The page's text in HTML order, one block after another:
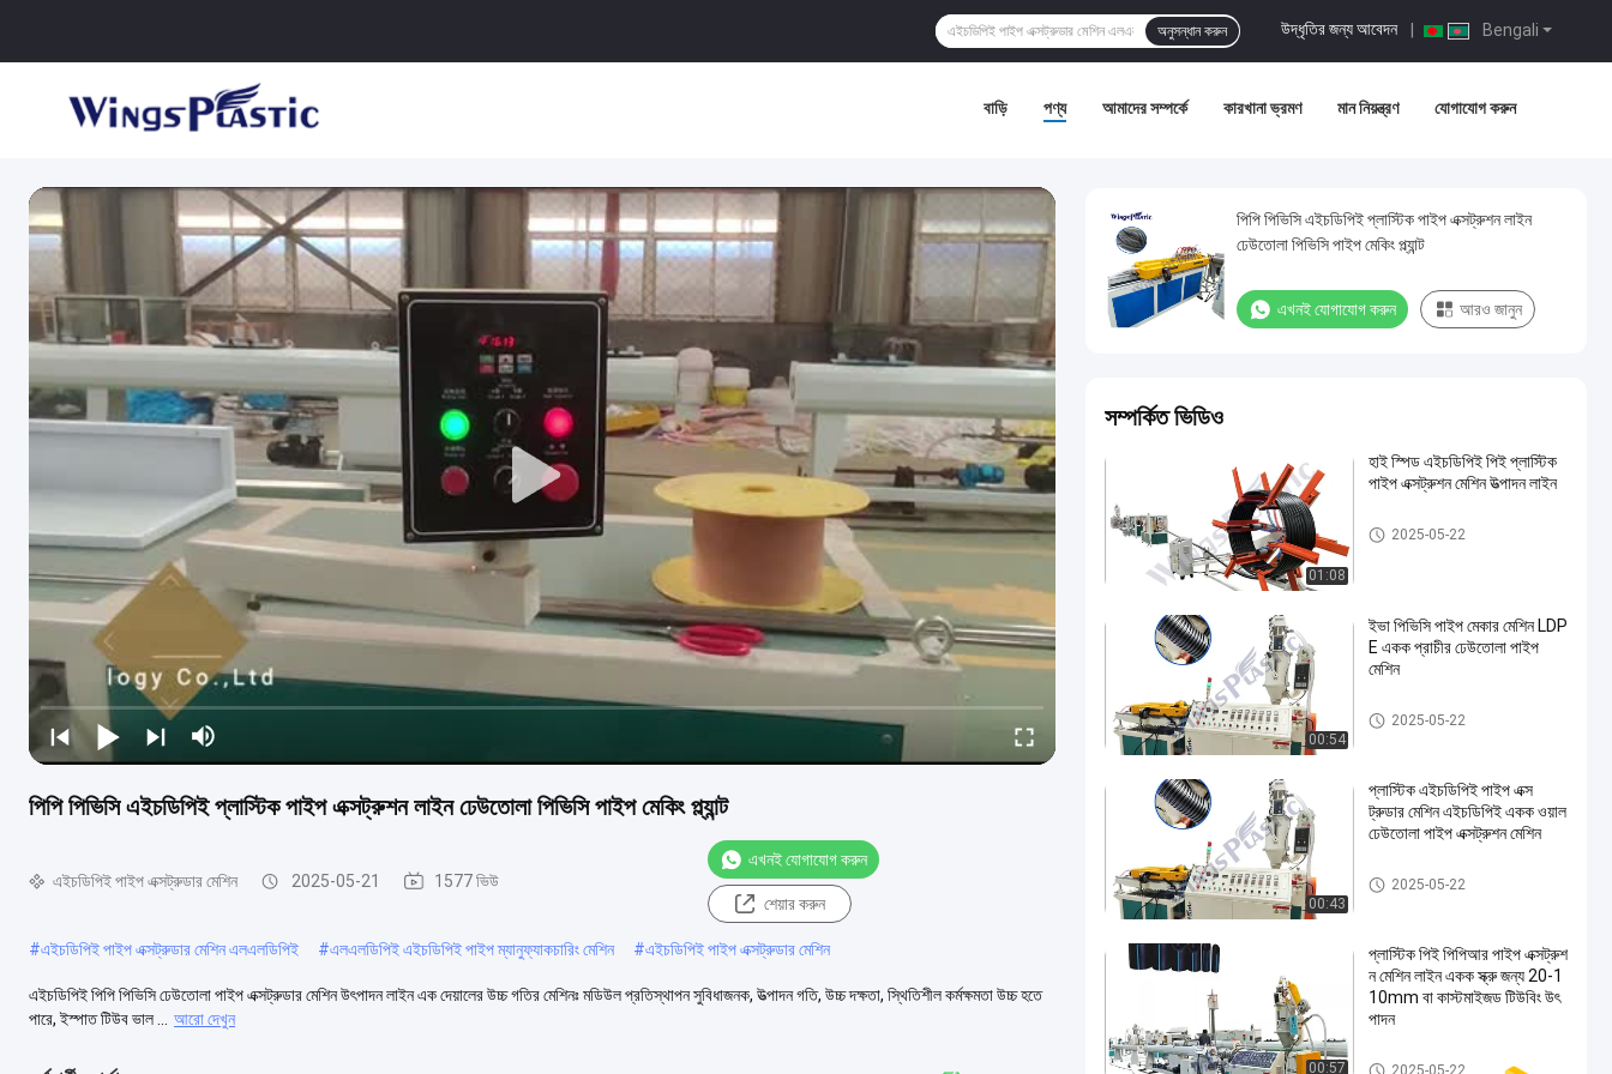
Bengali
উদ্ধৃতির জন্য আবেদন
অনুসন্ধান করুন
বাড়ি পণ্য আমাদের সম্পর্কে কারখানা ভ্রমণ মান নিয়ন্ত্রণ যোগাযোগ করুন
পিপি পিভিসি এইচডিপিই প্লাস্টিক পাইপ এক্সট্রুশন লাইন ঢেউতোলা পিভিসি পাইপ মেকিং প্ল্যান্ট
এইচডিপিই পাইপ এক্সট্রুডার মেশিন 2025-05-21 1577 ভিউ
এখনই যোগাযোগ করুন
শেয়ার করুন
#এইচডিপিই পাইপ এক্সট্রুডার মেশিন এলএলডিপিই #এলএলডিপিই এইচডিপিই পাইপ ম্যানুফ্যাকচারিং মেশিন #এইচডিপিই পাইপ এক্সট্রুডার মেশিন
এইচডিপিই পিপি পিভিসি ঢেউতোলা পাইপ এক্সট্রুডার মেশিন উৎপাদন লাইন এক দেয়ালের উচ্চ গতির মেশিনঃ মডিউল প্রতিস্থাপন সুবিধাজনক, উত্পাদন গতি, উচ্চ দক্ষতা, স্থিতিশীল কর্মক্ষমতা উচ্চ হতে
পারে, ইস্পাত টিউব ভাল ...
আরো দেখুন
পিপি পিভিসি এইচডিপিই প্লাস্টিক পাইপ এক্সট্রুশন লাইন
ঢেউতোলা পিভিসি পাইপ মেকিং প্ল্যান্ট
এখনই যোগাযোগ করুন আরও জানুন
সম্পর্কিত ভিডিও
01:08
হাই স্পিড এইচডিপিই পিই প্লাস্টিক
পাইপ এক্সট্রুশন মেশিন উত্পাদন লাইন
এইচডিপিই পাইপ এক্সট্রুডার মেশিন
2025-05-22
00:54
ইভা পিভিসি পাইপ মেকার মেশিন LDP
E একক প্রাচীর ঢেউতোলা পাইপ
মেশিন
এইচডিপিই পাইপ এক্সট্রুডার মেশিন
2025-05-22
00:43
প্লাস্টিক এইচডিপিই পাইপ এক্স
ট্রুডার মেশিন এইচডিপিই একক ওয়াল
ঢেউতোলা পাইপ এক্সট্রুশন মেশিন
এইচডিপিই পাইপ এক্সট্রুডার মেশিন
2025-05-22
00:57
প্লাস্টিক পিই পিপিআর পাইপ এক্সট্রুশ
ন মেশিন লাইন একক স্ক্রু জন্য 20-1
10mm বা কাস্টমাইজড টিউবিং উৎ
পাদন
এইচডিপিই পাইপ এক্সট্রুডার মেশিন
2025-05-22